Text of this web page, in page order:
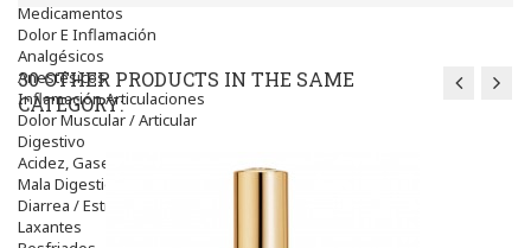
Medicamentos
Dolor E Inflamación
Analgésicos
Anestésicos
Inflamación Articulaciones
Dolor Muscular / Articular
Digestivo
Acidez, Gases Y Ardores
Mala Digestion
Diarrea / Estreñimiento / Vómitos
Laxantes
30 OTHER PRODUCTS IN THE SAME
CATEGORY: